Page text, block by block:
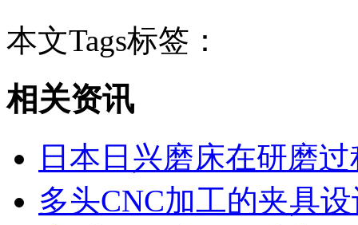
本文Tags标签：
相关资讯
日本日兴磨床在研磨
多头CNC加工的夹具